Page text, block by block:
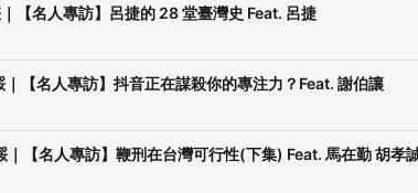
【名人專訪】呂捷的 28 堂臺灣史 Feat. 呂捷
｜【名人專訪】抖音正在謀殺你的專注力？Feat. 謝伯讓
｜【名人專訪】鞭刑在台灣可行性(下集) Feat. 馬在勤 胡孝